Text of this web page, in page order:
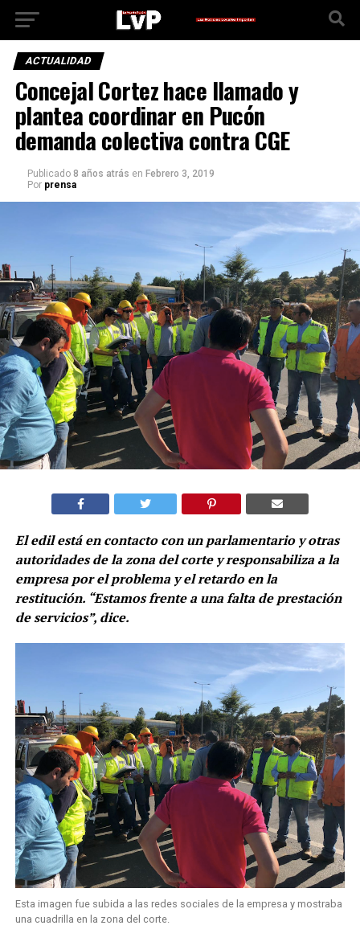
ACTUALIDAD
Concejal Cortez hace llamado y
plantea coordinar en Pucón
demanda colectiva contra CGE
Publicado 8 años atrás en Febrero 3, 2019
Por prensa
El edil está en contacto con un parlamentario y otras
autoridades de la zona del corte y responsabiliza a la
empresa por el problema y el retardo en la
restitución. “Estamos frente a una falta de prestación
de servicios”, dice.
Esta imagen fue subida a las redes sociales de la empresa y mostraba
una cuadrilla en la zona del corte.